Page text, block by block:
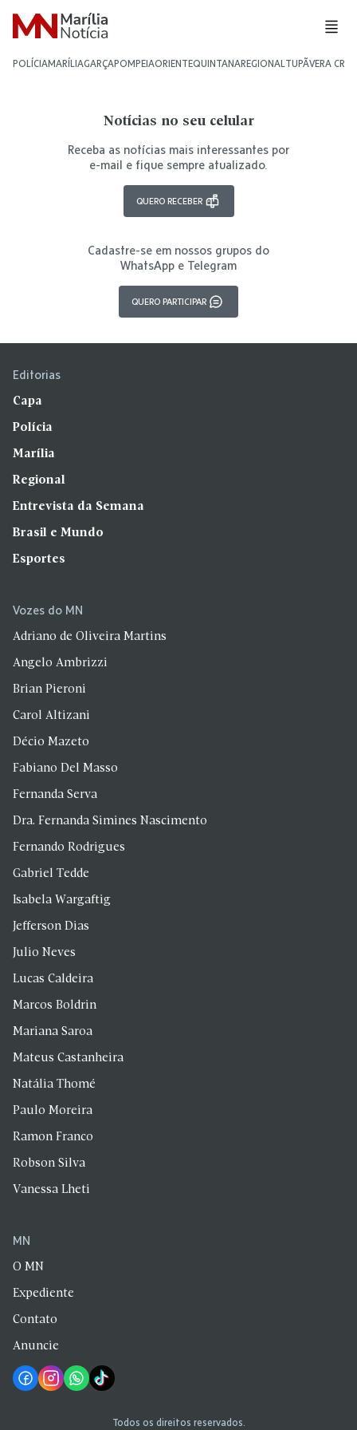
POLÍCIAMARÍLIAGARÇAPOMPEIAORIENTEQUINTANAREGIONALTUPÃVERA CRUZ
Notícias no seu celular
Receba as notícias mais interessantes por
e-mail e fique sempre atualizado.
QUERO RECEBER
Cadastre-se em nossos grupos do
WhatsApp e Telegram
QUERO PARTICIPAR
Editorias
Capa
Polícia
Marília
Regional
Entrevista da Semana
Brasil e Mundo
Esportes
Vozes do MN
Adriano de Oliveira Martins
Angelo Ambrizzi
Brian Pieroni
Carol Altizani
Décio Mazeto
Fabiano Del Masso
Fernanda Serva
Dra. Fernanda Simines Nascimento
Fernando Rodrigues
Gabriel Tedde
Isabela Wargaftig
Jefferson Dias
Julio Neves
Lucas Caldeira
Marcos Boldrin
Mariana Saroa
Mateus Castanheira
Natália Thomé
Paulo Moreira
Ramon Franco
Robson Silva
Vanessa Lheti
MN
O MN
Expediente
Contato
Anuncie
Todos os direitos reservados.